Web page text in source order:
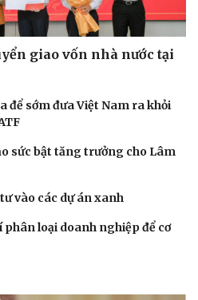
giao vốn nhà nước tại
để sớm đưa Việt Nam ra khỏi
sức bật tăng trưởng cho Lâm
vào các dự án xanh
phân loại doanh nghiệp để cơ